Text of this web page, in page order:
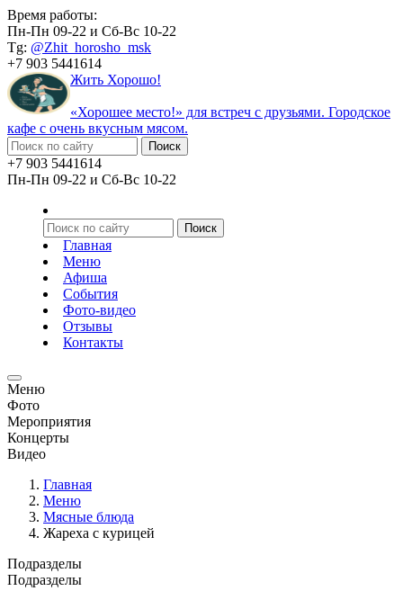
Время работы:
Пн-Пн 09-22 и Сб-Вс 10-22
Tg: @Zhit_horosho_msk
+7 903 5441614
Жить Хорошо!
«Хорошее место!» для встреч с друзьями. Городское
кафе с очень вкусным мясом.
+7 903 5441614
Пн-Пн 09-22 и Сб-Вс 10-22
Главная
Меню
Афиша
События
Фото-видео
Отзывы
Контакты
Меню
Фото
Мероприятия
Концерты
Видео
Главная
Меню
Мясные блюда
Жареха с курицей
Подразделы
Подразделы